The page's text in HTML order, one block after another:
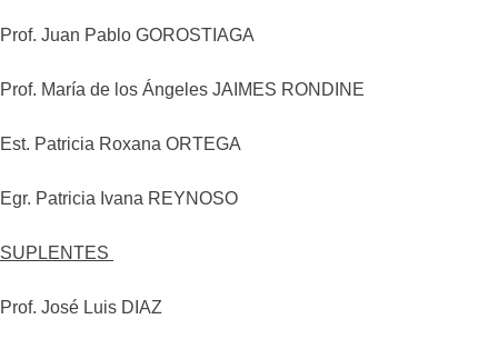
Prof. Juan Pablo GOROSTIAGA
Prof. María de los Ángeles JAIMES RONDINE
Est. Patricia Roxana ORTEGA
Egr. Patricia Ivana REYNOSO
SUPLENTES
Prof. José Luis DIAZ